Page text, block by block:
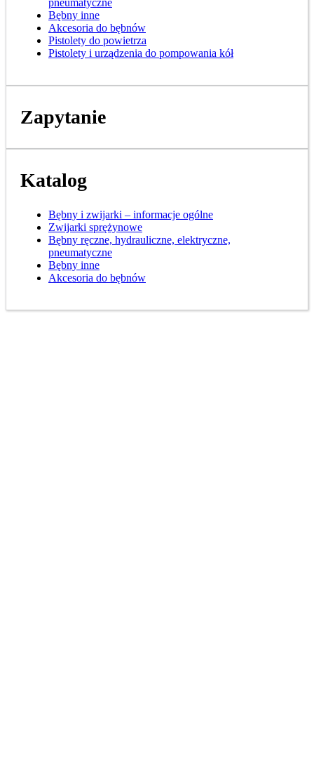
Bębny inne
Akcesoria do bębnów
Pistolety do powietrza
Pistolety i urządzenia do pompowania kół
Zapytanie
Katalog
Bębny i zwijarki – informacje ogólne
Zwijarki sprężynowe
Bębny ręczne, hydrauliczne, elektryczne,
pneumatyczne
Bębny inne
Akcesoria do bębnów